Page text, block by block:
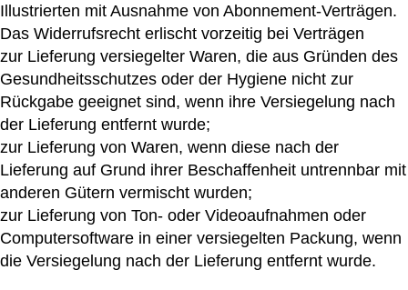
Illustrierten mit Ausnahme von Abonnement-Verträgen.
Das Widerrufsrecht erlischt vorzeitig bei Verträgen
zur Lieferung versiegelter Waren, die aus Gründen des
Gesundheitsschutzes oder der Hygiene nicht zur
Rückgabe geeignet sind, wenn ihre Versiegelung nach
der Lieferung entfernt wurde;
zur Lieferung von Waren, wenn diese nach der
Lieferung auf Grund ihrer Beschaffenheit untrennbar mit
anderen Gütern vermischt wurden;
zur Lieferung von Ton- oder Videoaufnahmen oder
Computersoftware in einer versiegelten Packung, wenn
die Versiegelung nach der Lieferung entfernt wurde.